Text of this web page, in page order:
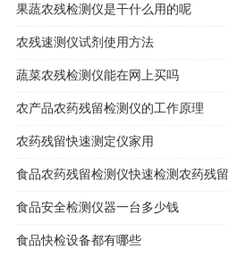
果蔬农残检测仪是干什么用的呢
农残速测仪试剂使用方法
蔬菜农残检测仪能在网上买吗
农产品农药残留检测仪的工作原理
农药残留快速测定仪家用
食品农药残留检测仪快速检测农药残留
食品安全检测仪器一台多少钱
食品快检设备都有哪些